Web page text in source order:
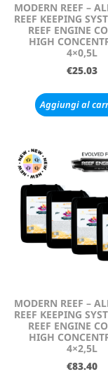
MODERN REEF –
REEF KEEPING
REEF ENGINE
HIGH
4×0,5L
€25.03
Aggiungi al
MODERN REEF –
REEF KEEPING
REEF ENGINE
HIGH
4×2,5L
€83.40